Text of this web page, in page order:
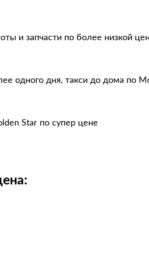
и запчасти по более низкой
одного дня, такси до дома по
Star по супер цене